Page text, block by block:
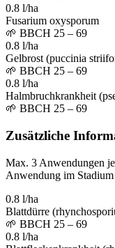
0.8 l/ha
Fusarium oxysporum
🌱 BBCH 25 – 69
0.8 l/ha
Gelbrost (puccinia
🌱 BBCH 25 – 69
0.8 l/ha
Halmbruchkrankheit
🌱 BBCH 25 – 69
Zusätzliche
Max. 3 Anwendungen
Anwendung im
0.8 l/ha
Blattdürre
🌱 BBCH 25 – 69
0.8 l/ha